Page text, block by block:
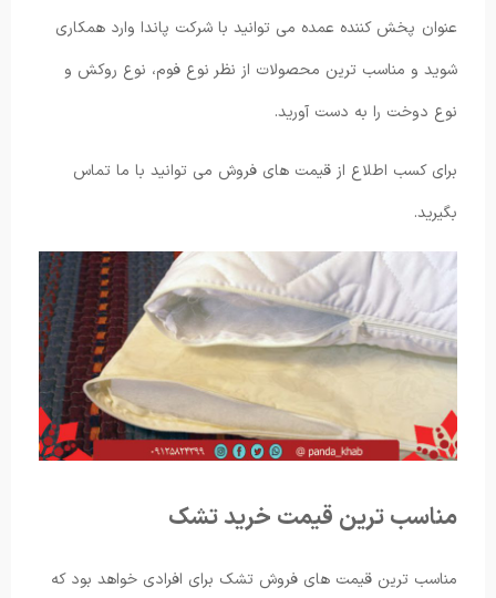
عنوان پخش کننده عمده می توانید با شرکت پاندا وارد همکاری
شوید و مناسب ترین محصولات از نظر نوع فوم، نوع روکش و
نوع دوخت را به دست آورید.
برای کسب اطلاع از قیمت های فروش می توانید با ما تماس
بگیرید.
مناسب ترین قیمت خرید تشک
مناسب ترین قیمت های فروش تشک برای افرادی خواهد بود که